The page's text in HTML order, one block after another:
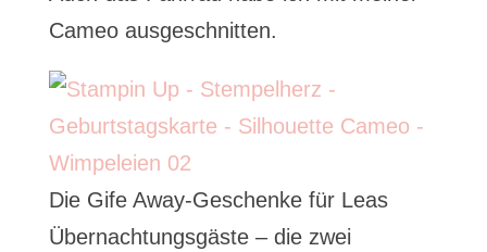
Cameo ausgeschnitten.
Die Gife Away-Geschenke für Leas
Übernachtungsgäste – die zwei